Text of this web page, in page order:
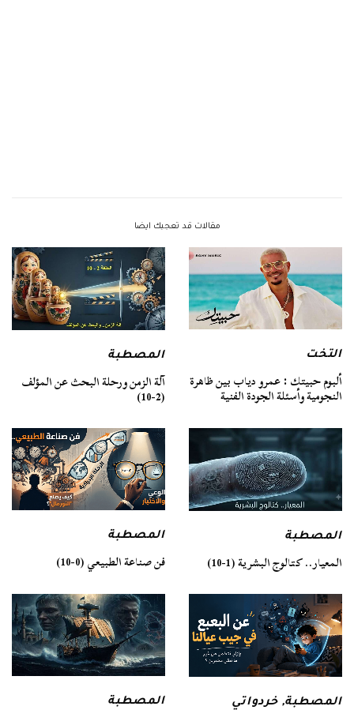
مقالات قد تعجبك ايضا
التخت
ألبوم حبيتك : عمرو دياب بين ظاهرة
النجومية وأسئلة الجودة الفنية
المصطبة
آلة الزمن ورحلة البحث عن المؤلف
(2-10)
المصطبة
المعيار.. كتالوج البشرية (1-10)
المصطبة
فن صناعة الطبيعي (0-10)
المصطبة,خردواتي المصطبة